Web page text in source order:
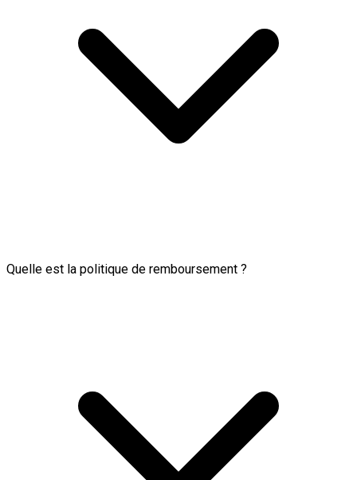
Quelle est la politique de remboursement ?